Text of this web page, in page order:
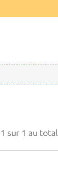
sur 1 au total